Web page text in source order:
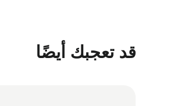
قد تعجبك أيضًا